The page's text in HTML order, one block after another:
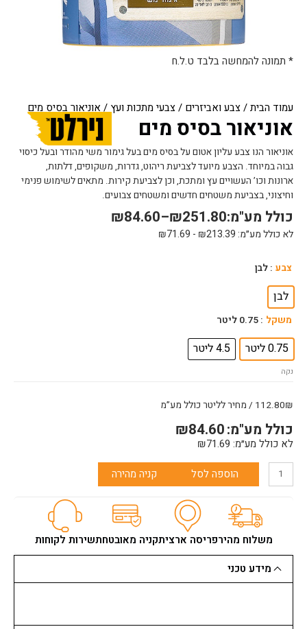
עמוד הבית/צבע ואביזרים /צבעי מתכות ועץ / אוניאור בסיס מים
אוניאור בסיס מים
אוניאור הנו צבע עליון אטום על בסיס מים בעל גימור משי מהודר ובעל כיסוי
גבוה במיוחד. הצבע מיועד לצביעת ריהוט, גדרות, משקופים, דלתות,
ארונות וכו’ העשויים עץ ומתכת, וכן לצביעת קירות. מתאים לשימוש פנימי
וחיצוני, בצביעת משטחים חדשים ומשטחים צבועים.
₪84.60–₪251.80כולל מע"מ:
לא כולל מע״מ: ₪213.39
-
₪71.69
צבע : לבן
לבן
משקל : 0.75 ליטר
0.75 ליטר 4.5 ליטר
נקה
112.80₪ / מחיר לליטר כולל מע”מ
₪84.60כולל מע"מ:
לא כולל מע״מ: ₪71.69
כמות
אוניאור
בסיס
מים
הוספה לסל קניה מהירה
משלוח מהירפריסה ארציתקניה מאובטחתשירות לקוחות
מידע טכני
* תמונה להמחשה בלבד ט.ל.ח